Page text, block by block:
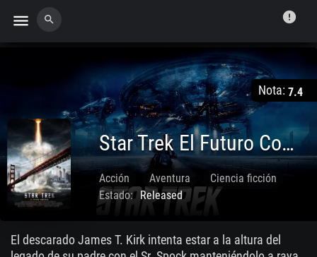
menu search error
Nota: 7.4
Star Trek El Futuro Comienza
Acción Aventura
Ciencia ficción
May. 06 2009
Estado: Released
El descarado James T. Kirk intenta estar a la altura del